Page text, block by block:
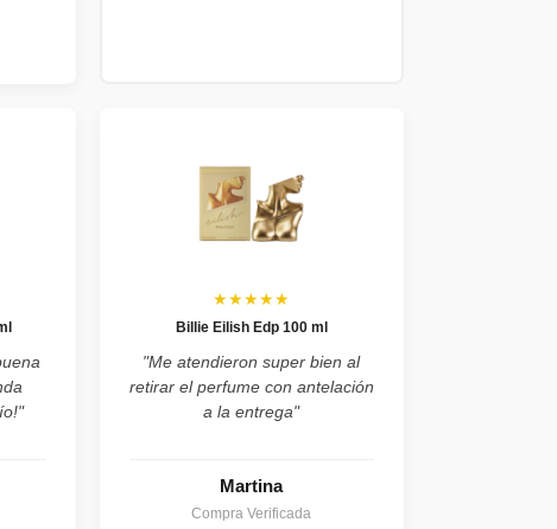
★★★★★
Billie Eilish Edp 100 ml
"Me atendieron super bien al
retirar el perfume con antelación
a la entrega"
Martina
Compra Verificada